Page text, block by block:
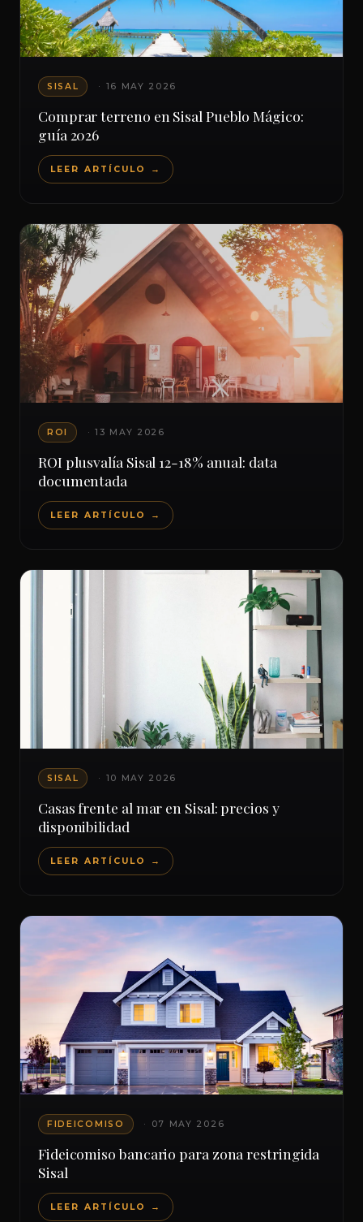
SISAL · 16 MAY 2026
Comprar terreno en Sisal Pueblo Mágico:
guía 2026
LEER ARTÍCULO →
ROI · 13 MAY 2026
ROI plusvalía Sisal 12-18% anual: data
documentada
LEER ARTÍCULO →
SISAL · 10 MAY 2026
Casas frente al mar en Sisal: precios y
disponibilidad
LEER ARTÍCULO →
FIDEICOMISO · 07 MAY 2026
Fideicomiso bancario para zona restringida
Sisal
LEER ARTÍCULO →